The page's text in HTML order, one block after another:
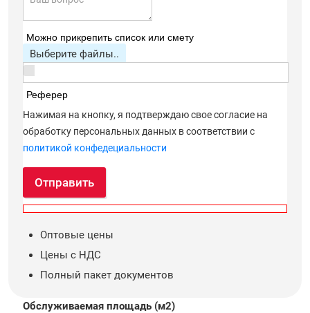
Можно прикрепить список или смету
Выберите файлы..
Реферер
Нажимая на кнопку, я подтверждаю свое согласие на
обработку персональных данных в соответствии с
политикой конфедециальности
Отправить
Оптовые цены
Цены с НДС
Полный пакет документов
Обслуживаемая площадь (м2)